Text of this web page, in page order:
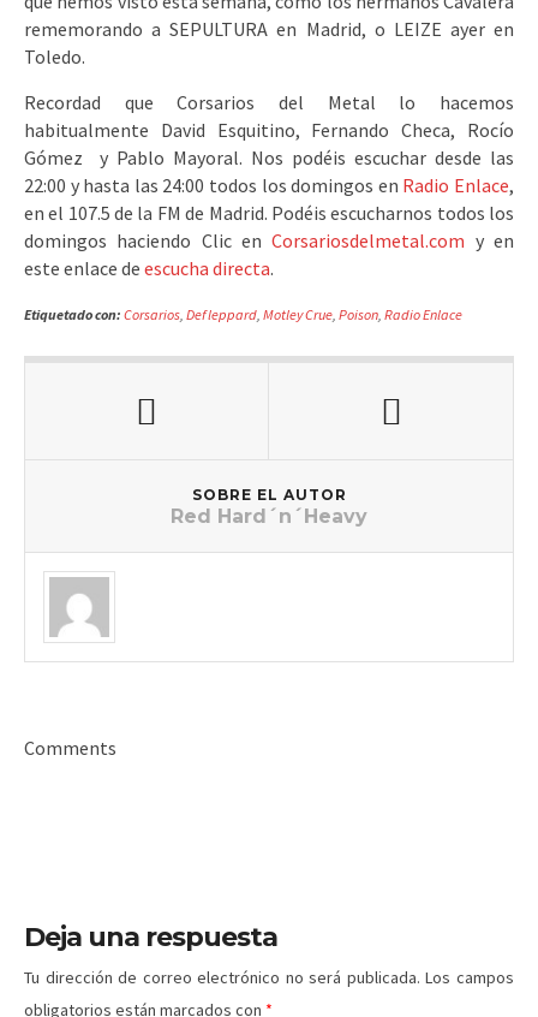
rememorando a SEPULTURA en Madrid, o LEIZE ayer en
Toledo.
Recordad que Corsarios del Metal lo hacemos
habitualmente David Esquitino, Fernando Checa, Rocío
Gómez y Pablo Mayoral. Nos podéis escuchar desde las
22:00 y hasta las 24:00 todos los domingos en Radio Enlace,
en el 107.5 de la FM de Madrid. Podéis escucharnos todos los
domingos haciendo Clic enCorsariosdelmetal.com y en
este enlace de escucha directa.
Etiquetado con: Corsarios, Def leppard, Motley Crue, Poison, Radio Enlace
SOBRE EL AUTOR
Red Hard´n´Heavy
Comments
Deja una respuesta
Tu dirección de correo electrónico no será publicada. Los campos
obligatorios están marcados con *